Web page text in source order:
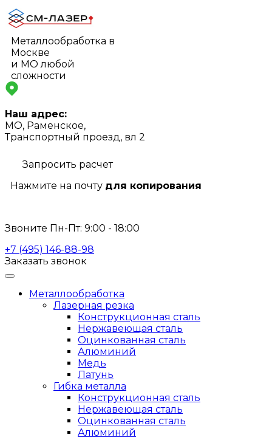
Металлообработка в
Москве
и МО любой
сложности
Наш адрес:
МО, Раменское,
Транспортный проезд, вл 2
Запросить расчет
Нажмите на почту для копирования
Звоните Пн-Пт: 9:00 - 18:00
+7 (495) 146-88-98
Заказать звонок
Металлообработка
Лазерная резка
Конструкционная сталь
Нержавеющая сталь
Оцинкованная сталь
Алюминий
Медь
Латунь
Гибка металла
Конструкционная сталь
Нержавеющая сталь
Оцинкованная сталь
Алюминий